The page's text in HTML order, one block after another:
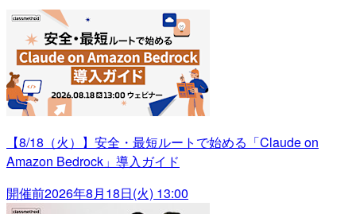
【8/18（火）】安全・最短ルートで始める「Claude on
Amazon Bedrock」導入ガイド
開催前2026年8月18日(火) 13:00